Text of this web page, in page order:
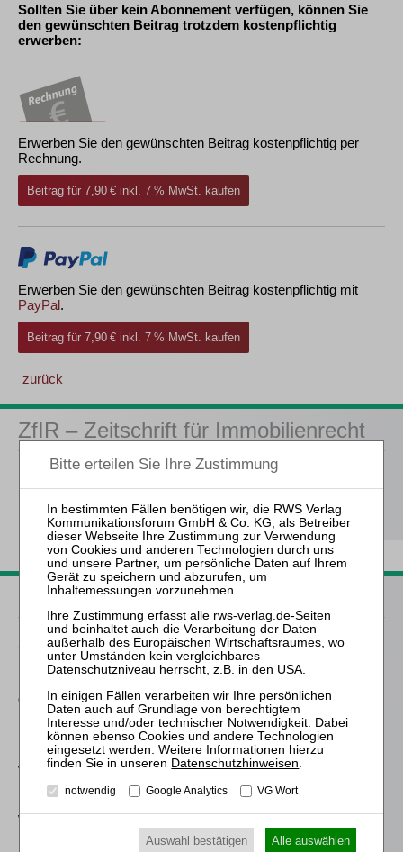
Sollten Sie über kein Abonnement verfügen, können Sie
den gewünschten Beitrag trotzdem kostenpflichtig
erwerben:
Erwerben Sie den gewünschten Beitrag kostenpflichtig per
Rechnung.
Beitrag für 7,90 € inkl. 7 % MwSt. kaufen
Erwerben Sie den gewünschten Beitrag kostenpflichtig mit
PayPal.
Beitrag für 7,90 € inkl. 7 % MwSt. kaufen
zurück
ZfIR – Zeitschrift für Immobilienrecht
3 Ausgaben als kostenfreies Probe-Aboinkl. 14 Tage
Probe-Abo bestellen
Passende Bücher
Schröder
Die Reform des
durch das MoMiG
Die Verwirkung der
Vergütung des
Insolvenzverwalters
Westermann
Die Auswahl und die
Datenschutzhinweisen
notwendig Google Analytics VG Wort
Auswahl bestätigen Alle auswählen